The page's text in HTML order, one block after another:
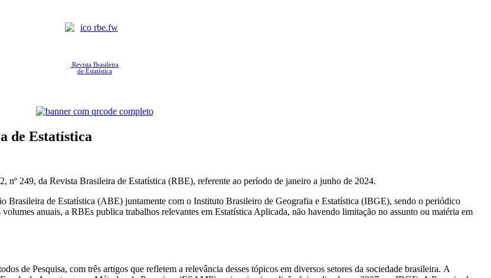
Revista Brasileira
de Estatística
de Estatística
249, da Revista Brasileira de Estatística (RBE), referente ao período de janeiro a junho de 2024.
Brasileira de Estatística (ABE) juntamente com o Instituto Brasileiro de Geografia e Estatística (IBGE), sendo o periódico
anuais, a RBEs publica trabalhos relevantes em Estatística Aplicada, não havendo limitação no assunto ou matéria em
de Pesquisa, com três artigos que refletem a relevância desses tópicos em diversos setores da sociedade brasileira. A